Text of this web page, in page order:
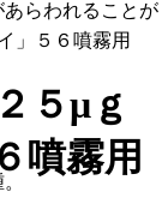
らわれることが
」５６噴霧用
５μｇ
噴霧用